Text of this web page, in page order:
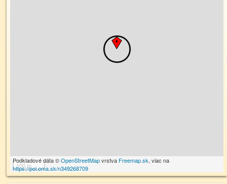
100 m
Podkladové dáta ©OpenStreetMapvrstva Freemap.sk, viac na
https://poi.oma.sk/n349268709